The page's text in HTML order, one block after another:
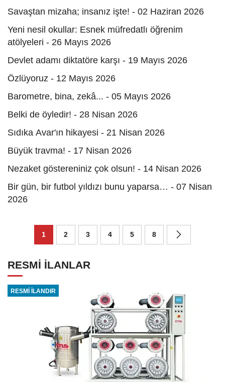
Savaştan mizaha; insanız işte! - 02 Haziran 2026
Yeni nesil okullar: Esnek müfredatlı öğrenim
atölyeleri - 26 Mayıs 2026
Devlet adamı diktatöre karşı - 19 Mayıs 2026
Özlüyoruz - 12 Mayıs 2026
Barometre, bina, zekâ... - 05 Mayıs 2026
Belki de öyledir! - 28 Nisan 2026
Sıdıka Avar'ın hikayesi - 21 Nisan 2026
Büyük travma! - 17 Nisan 2026
Nezaket göstereniniz çok olsun! - 14 Nisan 2026
Bir gün, bir futbol yıldızı bunu yaparsa… - 07 Nisan
2026
1 2 3 4 5 8
RESMİ İLANLAR
RESMİ İLANDIR